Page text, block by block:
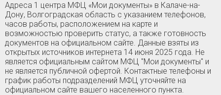
Адреса 1 центра МФЦ «Мои документы» в Калаче-на-
Дону, Волгоградская область c указанием телефонов,
часов работы, расположением на карте и
возможностью проверить статус, а также готовность
документов на официальном сайте. Данные взяты из
открытых источников интернета 14 июня 2025 года. Не
является официальным сайтом МФЦ "Мои документы" и
не является публичной офертой. Контактные телефоны и
график работы подразделений МФЦ уточняйте на
официальном сайте вашего населенного пункта.